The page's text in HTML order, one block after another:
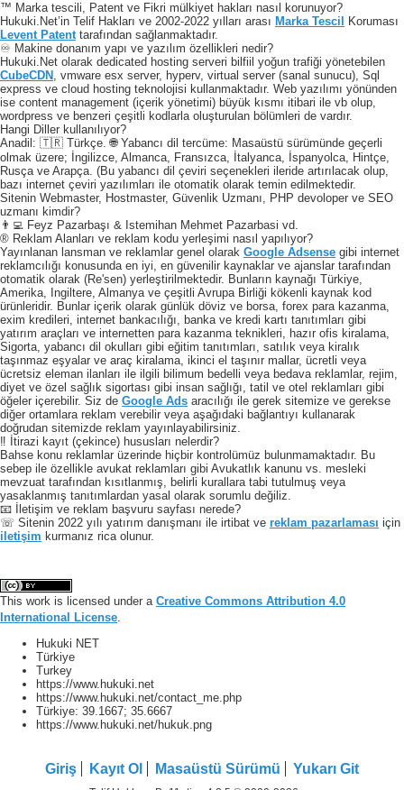
™ Marka tescili, Patent ve Fikri mülkiyet hakları nasıl korunuyor?
Hukuki.Net’in Telif Hakları ve 2002-2022 yılları arası Marka Tescil
Koruması
Levent Patenttarafından sağlanmaktadır.
♾️ Makine donanım yapı ve yazılım özellikleri nedir?
Hukuki.Net olarak dedicated hosting serveri bilfiil yoğun trafiği yönetebilen
CubeCDN , vmware esx server, hyperv, virtual server (sanal sunucu), Sql
express ve cloud hosting teknolojisi kullanmaktadır. Web yazılımı yönünden
ise content management (içerik yönetimi) büyük kısmı itibari ile vb olup,
wordpress ve benzeri çeşitli kodlarla oluşturulan bölümleri de vardır.
Hangi Diller kullanılıyor?
Anadil: 🇹🇷 Türkçe. 🌐 Yabancı dil tercüme: Masaüstü sürümünde geçerli
olmak üzere; İngilizce, Almanca, Fransızca, İtalyanca, İspanyolca, Hintçe,
Rusça ve Arapça. (Bu yabancı dil çeviri seçenekleri ileride artırılacak olup,
bazı internet çeviri yazılımları ile otomatik olarak temin edilmektedir.
Sitenin Webmaster, Hostmaster, Güvenlik Uzmanı, PHP devoloper ve SEO
uzmanı kimdir?
👨‍💻 Feyz Pazarbaşı & Istemihan Mehmet Pazarbasi vd.
® Reklam Alanları ve reklam kodu yerleşimi nasıl yapılıyor?
Yayınlanan lansman ve reklamlar genel olarak Google Adsense gibi internet
reklamcılığı konusunda en iyi, en güvenilir kaynaklar ve ajanslar tarafından
otomatik olarak (Re'sen) yerleştirilmektedir. Bunların kaynağı Türkiye,
Amerika, Ingiltere, Almanya ve çeşitli Avrupa Birliği kökenli kaynak kod
ürünleridir. Bunlar içerik olarak günlük döviz ve borsa, forex para kazanma,
exim kredileri, internet bankacılığı, banka ve kredi kartı tanıtımları gibi
yatırım araçları ve internetten para kazanma teknikleri, hazır ofis kiralama,
Sigorta, yabancı dil okulları gibi eğitim tanıtımları, satılık veya kiralık
taşınmaz eşyalar ve araç kiralama, ikinci el taşınır mallar, ücretli veya
ücretsiz eleman ilanları ile ilgili bilimum bedelli veya bedava reklamlar, rejim,
diyet ve özel sağlık sigortası gibi insan sağlığı, tatil ve otel reklamları gibi
öğeler içerebilir. Siz de Google Ads aracılığı ile gerek sitemize ve gerekse
diğer ortamlara reklam verebilir veya aşağıdaki bağlantıyı kullanarak
doğrudan sitemizde reklam yayınlayabilirsiniz.
‼️ İtirazi kayıt (çekince) hususları nelerdir?
Bahse konu reklamlar üzerinde hiçbir kontrolümüz bulunmamaktadır. Bu
sebep ile özellikle avukat reklamları gibi Avukatlık kanunu vs. mesleki
mevzuat tarafından kısıtlanmış, belirli kurallara tabi tutulmuş veya
yasaklanmış tanıtımlardan yasal olarak sorumlu değiliz.
📧 İletişim ve reklam başvuru sayfası nerede?
☏ Sitenin 2022 yılı yatırım danışmanı ile irtibat ve reklam pazarlaması için
iletişim kurmanız rica olunur.
This work is licensed under a Creative Commons Attribution 4.0
International License
Hukuki NET
Türkiye
Turkey
https://www.hukuki.net
https://www.hukuki.net/contact_me.php
Türkiye: 39.1667; 35.6667
https://www.hukuki.net/hukuk.png
Giriş Kayıt Ol Masaüstü Sürümü Yukarı Git